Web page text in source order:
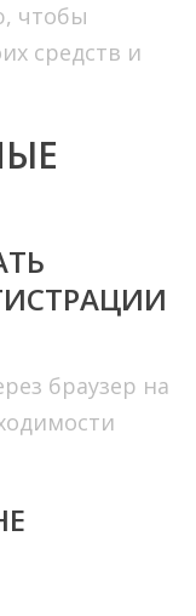
чтобы
средств и
браузер на